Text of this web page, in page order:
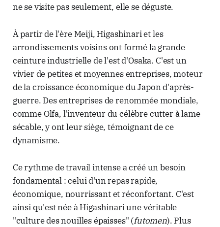
ne se visite pas seulement, elle se déguste.
À partir de l'ère Meiji, Higashinari et les
arrondissements voisins ont formé la grande
ceinture industrielle de l'est d'Osaka. C'est un
vivier de petites et moyennes entreprises, moteur
de la croissance économique du Japon d'après-
guerre. Des entreprises de renommée mondiale,
comme Olfa, l'inventeur du célèbre cutter à lame
sécable, y ont leur siège, témoignant de ce
dynamisme.
Ce rythme de travail intense a créé un besoin
fondamental : celui d'un repas rapide,
économique, nourrissant et réconfortant. C'est
ainsi qu'est née à Higashinari une véritable
"culture des nouilles épaisses" (futomen). Plus